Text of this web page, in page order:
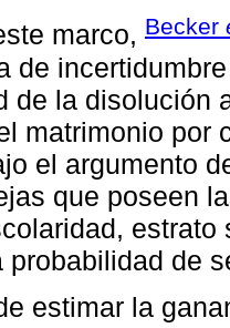
marco, Becker
de
de la disolución
matrimonio por
el argumento
que poseen
probabilidad de
estimar la